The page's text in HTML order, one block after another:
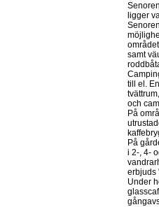
ligger
samt
till el.
och
På
På
i 2-, 4-
erbjuds
Under